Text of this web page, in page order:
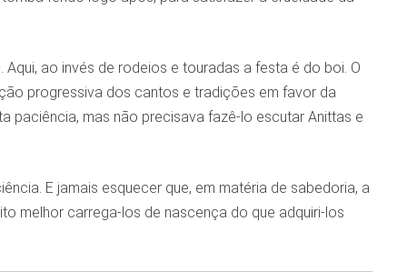
ao invés de rodeios e touradas a festa é do boi. O
progressiva dos cantos e tradições em favor da
paciência, mas não precisava fazê-lo escutar Anittas e
E jamais esquecer que, em matéria de sabedoria, a
melhor carrega-los de nascença do que adquiri-los